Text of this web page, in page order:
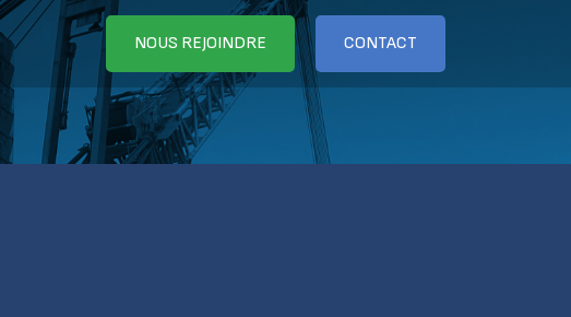
NOUS REJOINDRE CONTACT